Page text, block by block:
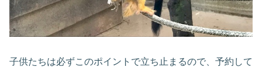
子供たちは必ずこのポイントで立ち止まるので、予約して